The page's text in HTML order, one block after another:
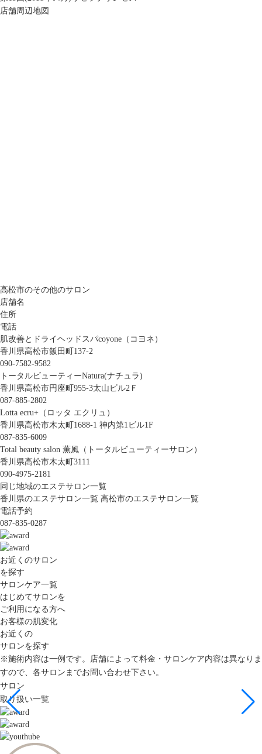
店舗周辺地図
高松市のその他のサロン
店舗名
住所
電話
肌改善とドライヘッドスパcoyone（コヨネ）
香川県高松市飯田町137-2
090-7582-9582
トータルビューティーNatura(ナチュラ)
香川県高松市円座町955-3太山ビル2Ｆ
087-885-2802
Lotta ecru+（ロッタ エクリュ）
香川県高松市木太町1688-1 神内第1ビル1F
087-835-6009
Total beauty salon 薫風（トータルビューティーサロン）
香川県高松市木太町3111
090-4975-2181
同じ地域のエステサロン一覧
香川県のエステサロン一覧 高松市のエステサロン一覧
電話予約
087-835-0287
お近くのサロン
を探す
サロンケア一覧
はじめてサロンを
ご利用になる方へ
お客様の肌変化
お近くの
サロンを探す
※施術内容は一例です。店舗によって料金・サロンケア内容は異なりま
すので、各サロンまでお問い合わせ下さい。
サロン
取り扱い一覧